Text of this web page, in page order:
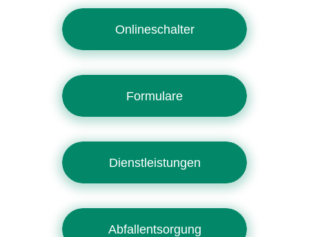
Onlineschalter
Formulare
Dienstleistungen
Abfallentsorgung